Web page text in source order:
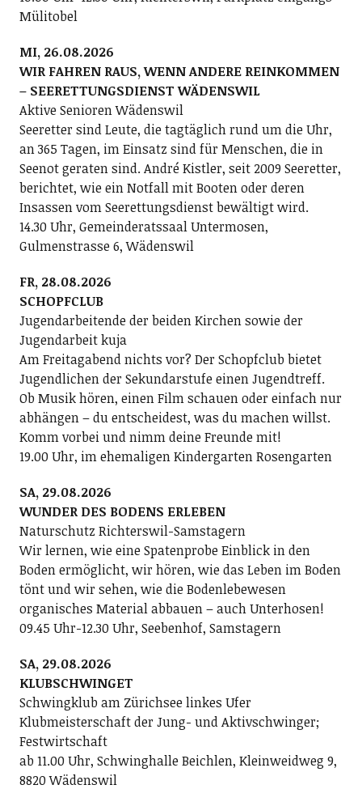
Mülitobel
MI, 26.08.2026
WIR FAHREN RAUS, WENN ANDERE REINKOMMEN
– SEERETTUNGSDIENST WÄDENSWIL
Aktive Senioren Wädenswil
Seeretter sind Leute, die tagtäglich rund um die Uhr,
an 365 Tagen, im Einsatz sind für Menschen, die in
Seenot geraten sind. André Kistler, seit 2009 Seeretter,
berichtet, wie ein Notfall mit Booten oder deren
Insassen vom Seerettungsdienst bewältigt wird.
14.30 Uhr, Gemeinderatssaal Untermosen,
Gulmenstrasse 6, Wädenswil
FR, 28.08.2026
SCHOPFCLUB
Jugendarbeitende der beiden Kirchen sowie der
Jugendarbeit kuja
Am Freitagabend nichts vor? Der Schopfclub bietet
Jugendlichen der Sekundarstufe einen Jugendtreff.
Ob Musik hören, einen Film schauen oder einfach nur
abhängen – du entscheidest, was du machen willst.
Komm vorbei und nimm deine Freunde mit!
19.00 Uhr, im ehemaligen Kindergarten Rosengarten
SA, 29.08.2026
WUNDER DES BODENS ERLEBEN
Naturschutz Richterswil-Samstagern
Wir lernen, wie eine Spatenprobe Einblick in den
Boden ermöglicht, wir hören, wie das Leben im Boden
tönt und wir sehen, wie die Bodenlebewesen
organisches Material abbauen – auch Unterhosen!
09.45 Uhr-12.30 Uhr, Seebenhof, Samstagern
SA, 29.08.2026
KLUBSCHWINGET
Schwingklub am Zürichsee linkes Ufer
Klubmeisterschaft der Jung- und Aktivschwinger;
Festwirtschaft
ab 11.00 Uhr, Schwinghalle Beichlen, Kleinweidweg 9,
8820 Wädenswil